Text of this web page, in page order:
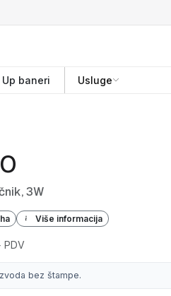
Up baneri Usluge
3W
Više informacija
PDV
bez štampe.